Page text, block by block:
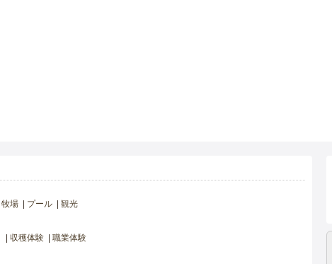
牧場 プール 観光
収穫体験 職業体験